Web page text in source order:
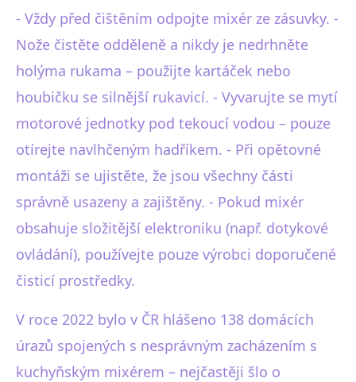
- Vždy před čištěním odpojte mixér ze zásuvky. -
Nože čistěte odděleně a nikdy je nedrhněte
holýma rukama – použijte kartáček nebo
houbičku se silnější rukavicí. - Vyvarujte se mytí
motorové jednotky pod tekoucí vodou – pouze
otírejte navlhčeným hadříkem. - Při opětovné
montáži se ujistěte, že jsou všechny části
správně usazeny a zajištěny. - Pokud mixér
obsahuje složitější elektroniku (např. dotykové
ovládání), používejte pouze výrobci doporučené
čisticí prostředky.
V roce 2022 bylo v ČR hlášeno 138 domácích
úrazů spojených s nesprávným zacházením s
kuchyňským mixérem – nejčastěji šlo o